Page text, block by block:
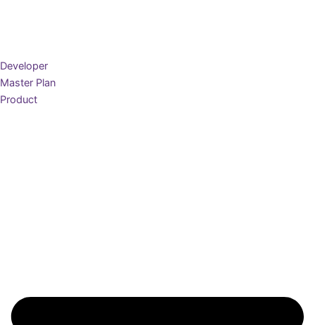
Developer
Master Plan
Product